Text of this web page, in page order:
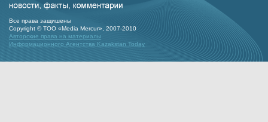
Все права защишены
Copyright © ТОО «Media Mercur», 2007-2010
Авторские права на материалы
Информационного Агентства Kazakstan Today